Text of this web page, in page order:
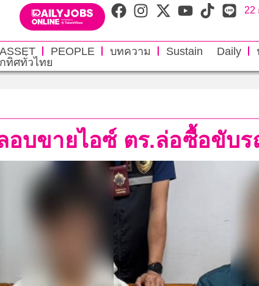
22
ASSET PEOPLE บทความ Sustain Daily
ทิศทั่วไทย
บขายไอซ์ ตร.ล่อซื้อขับร